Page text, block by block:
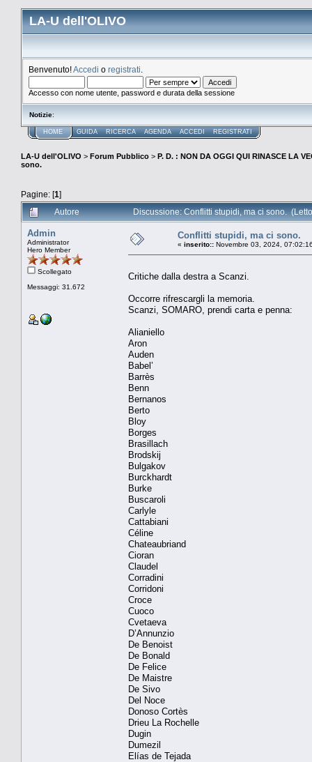
LA-U dell'OLIVO
Benvenuto!Accedi o registrati
Accesso con nome utente, password e durata della sessione
Notizie:
HOME GUIDA RICERCA AGENDA ACCEDI REGISTRATI
LA-U dell'OLIVO > Forum Pubblico > P. D. : NON DA OGGI QUI RINASCE LA
sono.
Pagine: [1]
Autore
Discussione: Conflitti stupidi, ma ci sono.
Admin
Administrator
Hero Member
Scollegato
Messaggi: 31.672
Conflitti stupidi, ma ci sono.
« inserito:: Novembre 03, 2024,
Critiche dalla destra a Scanzi.
Occorre rifrescargli la memoria.
Scanzi, SOMARO, prendi carta e penna:
Alianiello
Aron
Auden
Babel’
Barrès
Benn
Bernanos
Berto
Bloy
Borges
Brasillach
Brodskij
Bulgakov
Burckhardt
Burke
Buscaroli
Carlyle
Cattabiani
Céline
Chateaubriand
Cioran
Claudel
Corradini
Corridoni
Croce
Cuoco
Cvetaeva
D’Annunzio
De Benoist
De Bonald
De Felice
De Maistre
De Sivo
Del Noce
Donoso Cortès
Drieu La Rochelle
Dugin
Dumezil
Elías de Tejada